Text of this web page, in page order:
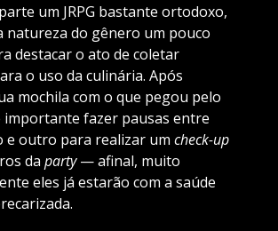
um JRPG bastante ortodoxo,
natureza do gênero um pouco
destacar o ato de coletar
o uso da culinária. Após
mochila com o que pegou pelo
importante fazer pausas entre
e outro para realizar um check-up
da party— afinal, muito
eles já estarão com a saúde